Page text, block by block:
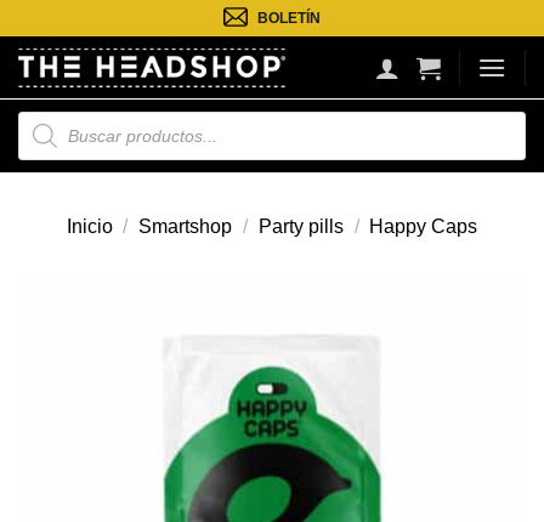
contenido
BOLETÍN
Búsqueda
de
productos
Inicio / Smartshop / Party pills / Happy Caps